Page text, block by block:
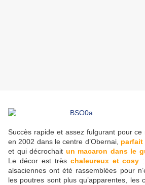
Succès rapide et assez fulgurant pour
en 2002 dans le centre d’Obernai, parfait
et qui décrochait un macaron dans le
Le décor est très chaleureux et cosy
alsaciennes ont été rassemblées pour
les poutres sont plus qu’apparentes, les